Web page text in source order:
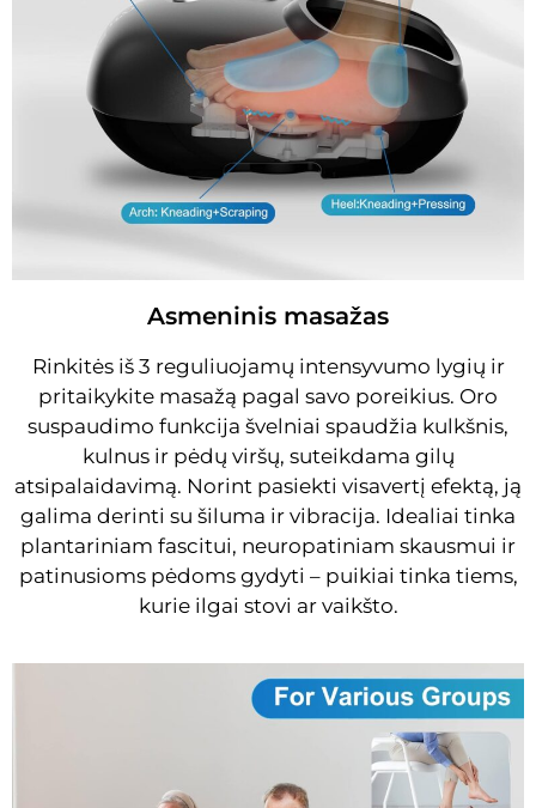
Asmeninis masažas
Rinkitės iš 3 reguliuojamų intensyvumo lygių ir
pritaikykite masažą pagal savo poreikius. Oro
suspaudimo funkcija švelniai spaudžia kulkšnis,
kulnus ir pėdų viršų, suteikdama gilų
atsipalaidavimą. Norint pasiekti visavertį efektą, ją
galima derinti su šiluma ir vibracija. Idealiai tinka
plantariniam fascitui, neuropatiniam skausmui ir
patinusioms pėdoms gydyti – puikiai tinka tiems,
kurie ilgai stovi ar vaikšto.